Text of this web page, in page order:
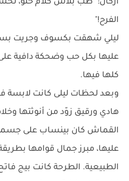
أركان: "طب بلاش كلام حلو،
الفرح!"
ليلي شهقت بكسوف وجريت
عليها بكل حب وضحكة دافية
كلها فيها.
وبعد لحظات ليلى كانت لابسة
هادي ورقيق زوّد من أنوثتها
القماش كان بينساب على
عليها، مبرز جمال قوامها
الطبيعية. الطرحة كانت بيج